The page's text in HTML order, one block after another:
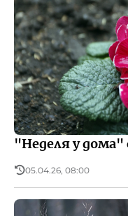
"Неделя у дома"
05.04.26, 08:00